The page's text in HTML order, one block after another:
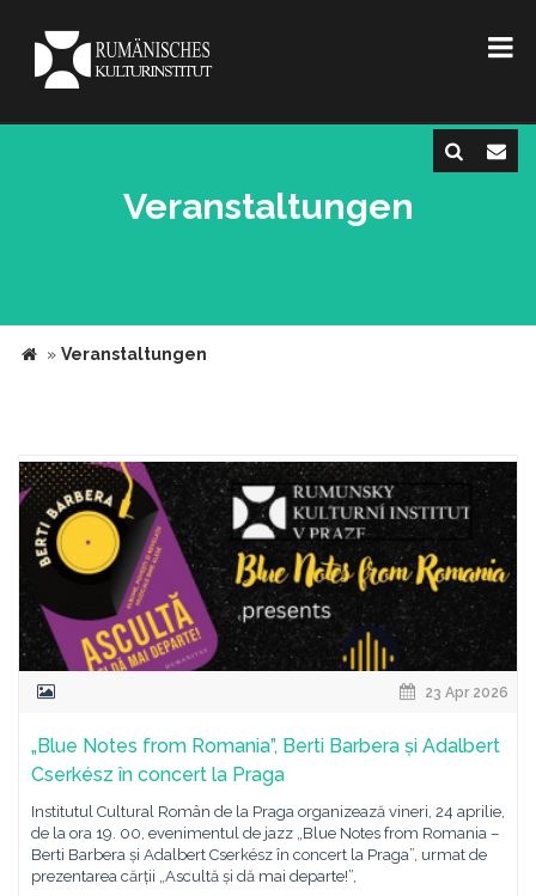
Veranstaltungen
» Veranstaltungen
23 Apr 2026
„Blue Notes from Romania”, Berti Barbera și Adalbert
Cserkész în concert la Praga
Institutul Cultural Român de la Praga organizează vineri, 24 aprilie,
de la ora 19. 00, evenimentul de jazz „Blue Notes from Romania –
Berti Barbera și Adalbert Cserkész în concert la Praga”, urmat de
prezentarea cărții „Ascultă și dă mai departe!”,